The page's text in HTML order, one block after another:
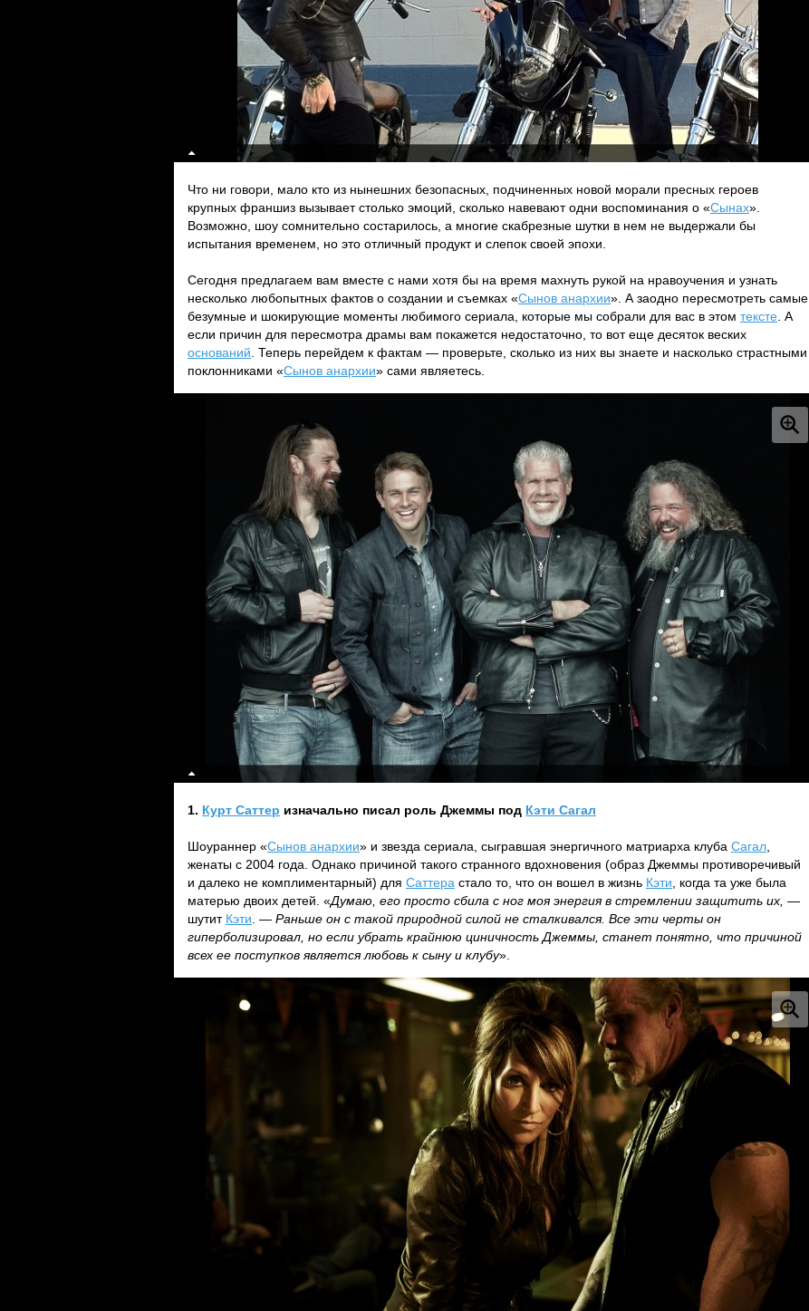
Что ни говори, мало кто из нынешних безопасных, подчиненных новой морали пресных героев
крупных франшиз вызывает столько эмоций, сколько навевают одни воспоминания о «Сынах».
Возможно, шоу сомнительно состарилось, а многие скабрезные шутки в нем не выдержали бы
испытания временем, но это отличный продукт и слепок своей эпохи.
Сегодня предлагаем вам вместе с нами хотя бы на время махнуть рукой на нравоучения и узнать
несколько любопытных фактов о создании и съемках «Сынов анархии». А заодно пересмотреть самые
безумные и шокирующие моменты любимого сериала, которые мы собрали для вас в этом тексте . А
если причин для пересмотра драмы вам покажется недостаточно, то вот еще десяток веских
оснований . Теперь перейдем к фактам — проверьте, сколько из них вы знаете и насколько страстными
поклонниками «Сынов анархии» сами являетесь.
1. Курт Саттер изначально писал роль Джеммы под Кэти Сагал
Шоураннер «Сынов анархии» и звезда сериала, сыгравшая энергичного матриарха клуба Сагал
женаты с 2004 года. Однако причиной такого странного вдохновения (образ Джеммы противоречивый
и далеко не комплиментарный) для Саттера стало то, что он вошел в жизнь Кэти , когда та уже была
матерью двоих детей. «Думаю, его просто сбила с ног моя энергия в стремлении защитить их, —
шутит Кэти . — Раньше он с такой природной силой не сталкивался. Все эти черты он
гиперболизировал, но если убрать крайнюю циничность Джеммы, станет понятно, что причиной
всех ее поступков является любовь к сыну и клубу».